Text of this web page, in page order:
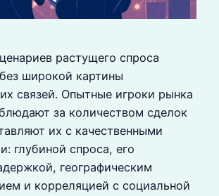
растущего спроса
широкой картины
связей. Опытные игроки рынка
за количеством сделок
их с качественными
глубиной спроса, его
географическим
и корреляцией с социальной